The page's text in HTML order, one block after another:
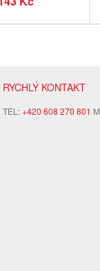
RYCHLÝ KONTAKT
TEL:+420 608 270 801